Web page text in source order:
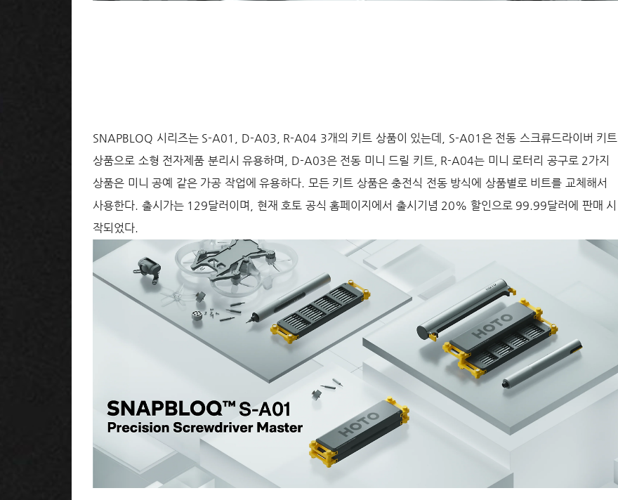
SNAPBLOQ 시리즈는 S-A01, D-A03, R-A04 3개의 키트 상품이 있는데, S-A01은 전동 스크류드라이버 키트
상품으로 소형 전자제품 분리시 유용하며, D-A03은 전동 미니 드릴 키트, R-A04는 미니 로터리 공구로 2가지
상품은 미니 공예 같은 가공 작업에 유용하다. 모든 키트 상품은 충전식 전동 방식에 상품별로 비트를 교체해서
사용한다. 출시가는 129달러이며, 현재 호토 공식 홈페이지에서 출시기념 20% 할인으로 99.99달러에 판매 시
작되었다.